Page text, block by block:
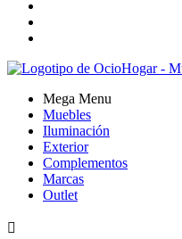
Mega Menu
Muebles
Iluminación
Exterior
Complementos
Marcas
Outlet
